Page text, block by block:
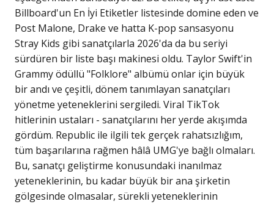
Billboard'un En İyi Etiketler listesinde domine eden ve
Post Malone, Drake ve hatta K-pop sansasyonu
Stray Kids gibi sanatçılarla 2026'da da bu seriyi
sürdüren bir liste başı makinesi oldu. Taylor Swift'in
Grammy ödüllü "Folklore" albümü onlar için büyük
bir andı ve çeşitli, dönem tanımlayan sanatçıları
yönetme yeteneklerini sergiledi. Viral TikTok
hitlerinin ustaları - sanatçılarını her yerde akışımda
gördüm. Republic ile ilgili tek gerçek rahatsızlığım,
tüm başarılarına rağmen hâlâ UMG'ye bağlı olmaları.
Bu, sanatçı geliştirme konusundaki inanılmaz
yeteneklerinin, bu kadar büyük bir ana şirketin
gölgesinde olmasalar, sürekli yeteneklerinin